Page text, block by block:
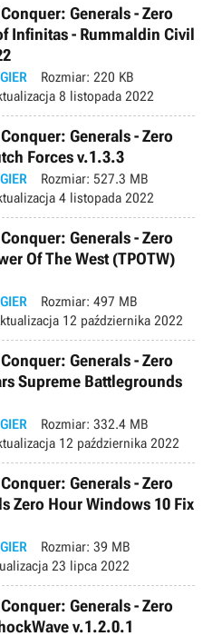
Generals - Zero
Infinitas - Rummaldin Civil
Rozmiar: 220 KB
8 listopada 2022
Generals - Zero
Forces v.1.3.3
Rozmiar: 527.3 MB
4 listopada 2022
Generals - Zero
Of The West (TPOTW)
Rozmiar: 497 MB
12 października 2022
Generals - Zero
Supreme Battlegrounds
Rozmiar: 332.4 MB
12 października 2022
Generals - Zero
Zero Hour Windows 10 Fix
Rozmiar: 39 MB
23 lipca 2022
Generals - Zero
v.1.2.0.1